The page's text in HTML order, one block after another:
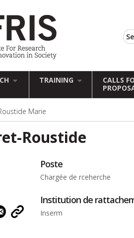
TRAINING
CALLS
Marie
Roustide
Poste
Chargée de rceherche
Institution de
Inserm